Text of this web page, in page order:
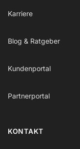
Karriere
Blog & Ratgeber
Kundenportal
Partnerportal
KONTAKT